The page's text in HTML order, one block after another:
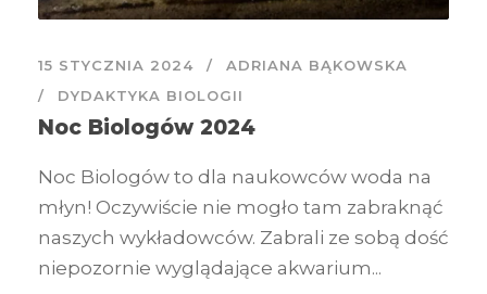
15 STYCZNIA 2024
ADRIANA BĄKOWSKA
DYDAKTYKA BIOLOGII
Noc Biologów 2024
Noc Biologów to dla naukowców woda na
młyn! Oczywiście nie mogło tam zabraknąć
naszych wykładowców. Zabrali ze sobą dość
niepozornie wyglądające akwarium...